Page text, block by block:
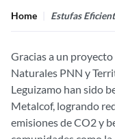
Home Estufas
Gracias a un
Naturales PNN y
Leguizamo han sido
Metalcof, logrando
emisiones de CO2 y